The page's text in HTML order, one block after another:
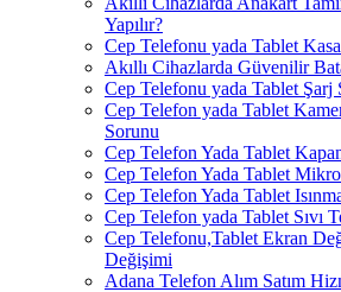
Yapılır?
Cep Telefonu yada Tablet
Akıllı Cihazlarda Güvenilir
Cep Telefonu yada Tablet Şarj
Cep Telefon yada Tablet
Sorunu
Cep Telefon Yada Tablet
Cep Telefon Yada Tablet
Cep Telefon Yada Tablet
Cep Telefon yada Tablet Sıvı
Cep Telefonu,Tablet Ekran
Değişimi
Adana Telefon Alım Satım